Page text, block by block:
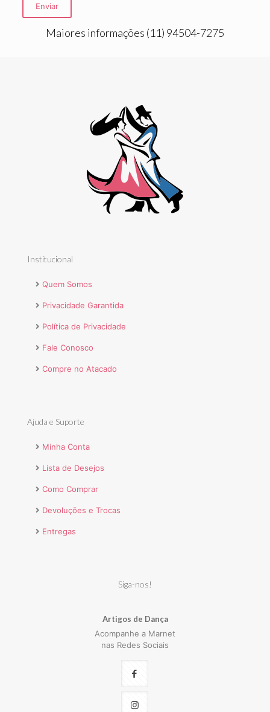
Maiores informações (11) 94504-7275
Institucional
Quem Somos
Privacidade Garantida
Política de Privacidade
Fale Conosco
Compre no Atacado
Ajuda e Suporte
Minha Conta
Lista de Desejos
Como Comprar
Devoluções e Trocas
Entregas
Siga-nos!
Artigos de Dança
Acompanhe a Marnet
nas Redes Sociais